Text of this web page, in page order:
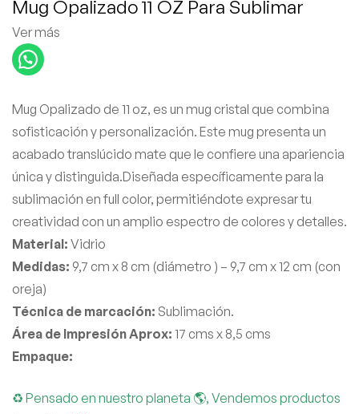
Mug Opalizado 11 OZ Para Sublimar
Ver más
Mug Opalizado de 11 oz, es un mug cristal que combina
sofisticación y personalización. Este mug presenta un
acabado translúcido mate que le confiere una apariencia
única y distinguida.Diseñada específicamente para la
sublimación en full color, permitiéndote expresar tu
creatividad con un amplio espectro de colores y detalles.
Material: Vidrio
Medidas: 9,7 cm x 8 cm (diámetro ) – 9,7 cm x 12 cm (con
oreja)
Técnica de marcación: Sublimación.
Área de Impresión Aprox: 17 cms x 8,5 cms
Empaque:
♻ Pensado en nuestro planeta 🌎, Vendemos productos